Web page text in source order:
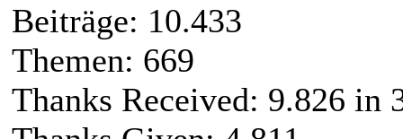
Beiträge: 10.433
Themen: 669
Thanks Received: 9.826 in